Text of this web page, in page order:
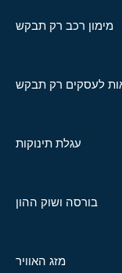
מימון רכב רק תבקש
לעסקים רק תבקש
עגלת תינוקות
בורסה ושוק ההון
מזג האוויר